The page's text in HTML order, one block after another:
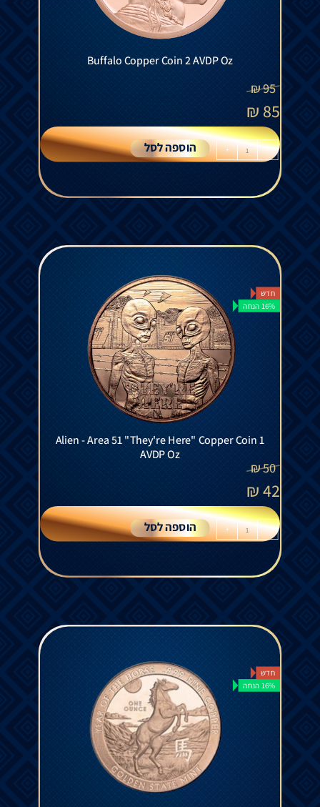
Buffalo Copper Coin 2 AVDP Oz
95
₪
85
₪
-
+ הוספה לסל
חדש
16% הנחה
Alien - Area 51 "They're Here" Copper Coin 1
AVDP Oz
50
₪
42
₪
-
+ הוספה לסל
חדש
16% הנחה